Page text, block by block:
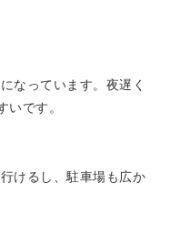
なっています。夜遅く
いです。
けるし、駐車場も広か